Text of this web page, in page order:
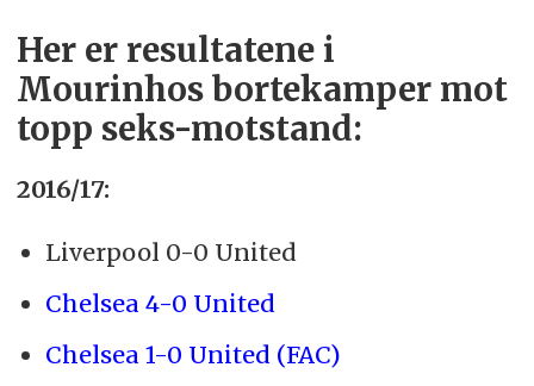
Her er resultatene i
Mourinhos bortekamper mot
topp seks-motstand:
2016/17:
Liverpool 0-0 United
Chelsea 4-0 United
Chelsea 1-0 United (FAC)